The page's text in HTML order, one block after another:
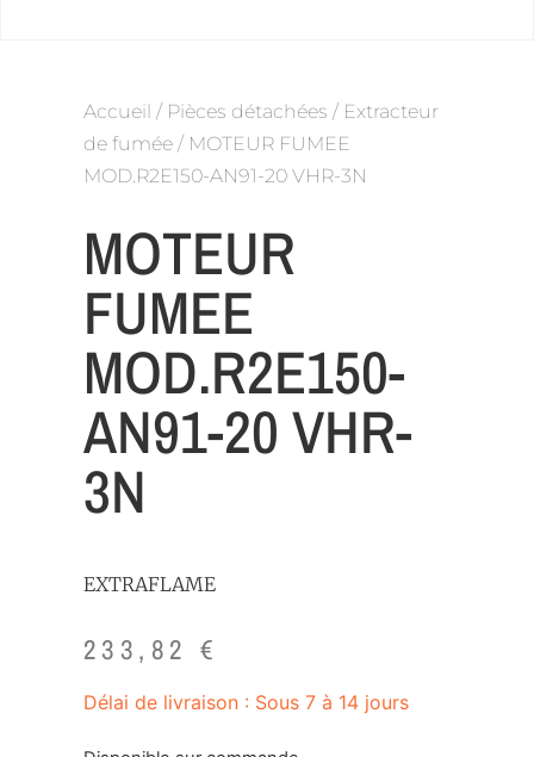
Accueil / Pièces détachées / Extracteur
de fumée / MOTEUR FUMEE
MOD.R2E150-AN91-20 VHR-3N
MOTEUR
FUMEE
MOD.R2E150-
AN91-20 VHR-
3N
EXTRAFLAME
233,82 €
Délai de livraison : Sous 7 à 14 jours